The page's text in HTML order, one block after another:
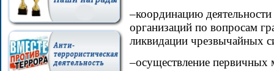
–координацию
организаций по вопросам
ликвидации чрезвычайных
–осуществление первичных